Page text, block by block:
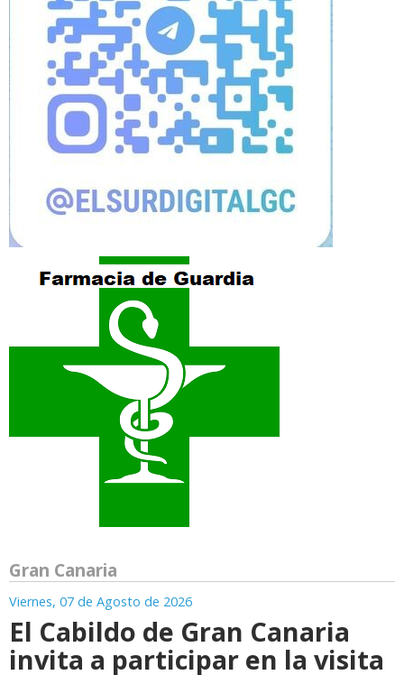
Gran Canaria
Viernes, 07 de Agosto de 2026
El Cabildo de Gran Canaria
invita a participar en la visita